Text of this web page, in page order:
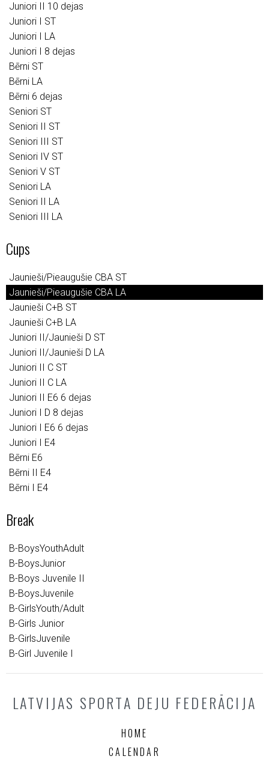
Juniori II 10 dejas
Juniori I ST
Juniori I LA
Juniori I 8 dejas
Bērni ST
Bērni LA
Bērni 6 dejas
Seniori ST
Seniori II ST
Seniori III ST
Seniori IV ST
Seniori V ST
Seniori LA
Seniori II LA
Seniori III LA
Cups
Jaunieši/Pieaugušie CBA ST
Jaunieši/Pieaugušie CBA LA
Jaunieši C+B ST
Jaunieši C+B LA
Juniori II/Jaunieši D ST
Juniori II/Jaunieši D LA
Juniori II C ST
Juniori II C LA
Juniori II E6 6 dejas
Juniori I D 8 dejas
Juniori I E6 6 dejas
Juniori I E4
Bērni E6
Bērni II E4
Bērni I E4
Break
B-BoysYouthAdult
B-BoysJunior
B-Boys Juvenile II
B-BoysJuvenile
B-GirlsYouth/Adult
B-Girls Junior
B-GirlsJuvenile
B-Girl Juvenile I
LATVIJAS SPORTA DEJU FEDERĀCIJA
HOME
CALENDAR